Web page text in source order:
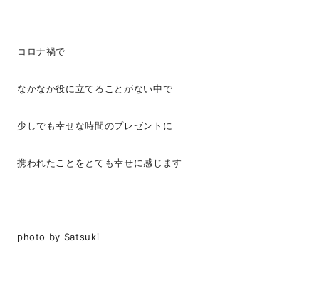
コロナ禍で
なかなか役に立てることがない中で
少しでも幸せな時間のプレゼントに
携われたことをとても幸せに感じます
photo by Satsuki